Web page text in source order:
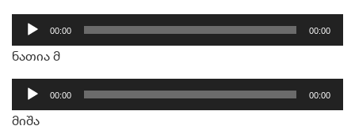
აუდიო
დამკვრელი
00:00 00:00
ნათია მ
აუდიო
დამკვრელი
00:00 00:00
მიშა